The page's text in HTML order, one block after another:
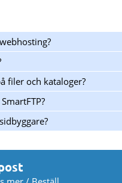
filer och kataloger?